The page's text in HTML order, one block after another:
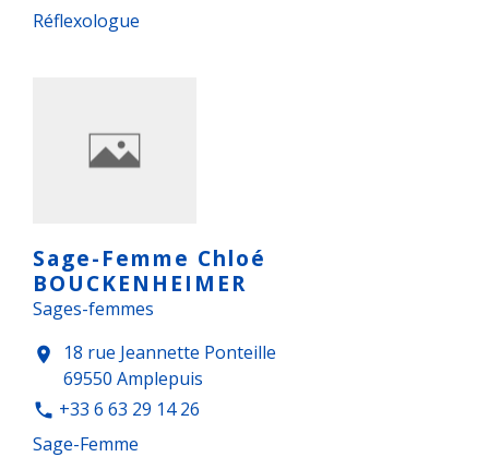
Réflexologue
Sage-Femme Chloé
BOUCKENHEIMER
Sages-femmes
location_on
18 rue Jeannette Ponteille
69550 Amplepuis
phone +33 6 63 29 14 26
Sage-Femme